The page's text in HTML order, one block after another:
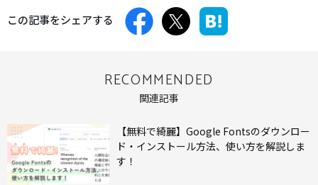
この記事をシェアする
RECOMMENDED
関連記事
【無料で綺麗】Google Fontsのダウンロー
ド・インストール方法、使い方を解説しま
す！